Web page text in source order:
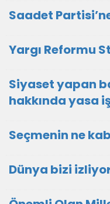
Saadet
Yargı Reformu
Siyaset yapan
hakkında yasa
Seçmenin ne
Dünya bizi